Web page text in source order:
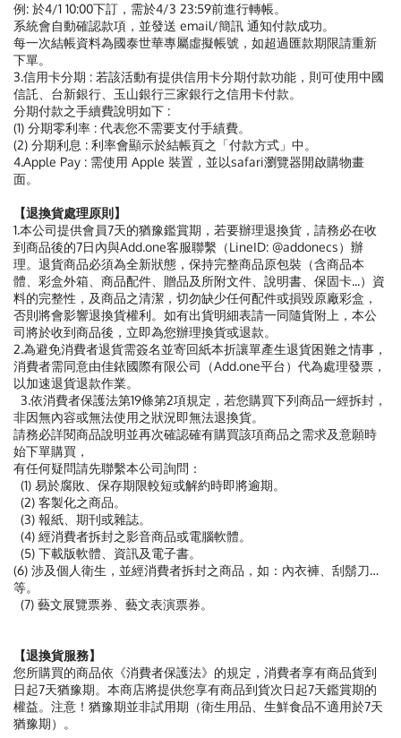
例: 於4/1 10:00下訂，需於4/3 23:59前進行轉帳。
系統會自動確認款項，並發送 email/簡訊 通知付款成功。
每一次結帳資料為國泰世華專屬虛擬帳號，如超過匯款期限請重新
下單。
3.信用卡分期 : 若該活動有提供信用卡分期付款功能，則可使用中國
信託、台新銀行、玉山銀行三家銀行之信用卡付款。
分期付款之手續費說明如下 :
(1) 分期零利率 : 代表您不需要支付手績費。
(2) 分期利息 : 利率會顯示於結帳頁之「付款方式」中。
4.Apple Pay : 需使用 Apple 裝置，並以safari瀏覽器開啟購物畫
面。
【退換貨處理原則】
1.本公司提供會員7天的猶豫鑑賞期，若要辦理退換貨，請務必在收
到商品後的7日內與Add.one客服聯繫（LineID: @addonecs）辦
理。退貨商品必須為全新狀態，保持完整商品原包裝（含商品本
體、彩盒外箱、商品配件、贈品及所附文件、說明書、保固卡...）資
料的完整性，及商品之清潔，切勿缺少任何配件或損毀原廠彩盒，
否則將會影響退換貨權利。如有出貨明細表請一同隨貨附上，本公
司將於收到商品後，立即為您辦理換貨或退款。
2.為避免消費者退貨需簽名並寄回紙本折讓單產生退貨困難之情事，
消費者需同意由佳銥國際有限公司（Add.one平台）代為處理發票，
以加速退貨退款作業。
3.依消費者保護法第19條第2項規定，若您購買下列商品一經拆封，
非因無內容或無法使用之狀況即無法退換貨。
請務必詳閱商品說明並再次確認確有購買該項商品之需求及意願時
始下單購買，
有任何疑問請先聯繫本公司詢問：
(1) 易於腐敗、保存期限較短或解約時即將逾期。
(2) 客製化之商品。
(3) 報紙、期刊或雜誌。
(4) 經消費者拆封之影音商品或電腦軟體。
(5) 下載版軟體、資訊及電子書。
(6) 涉及個人衛生，並經消費者拆封之商品，如：內衣褲、刮鬍刀…
等。
(7) 藝文展覽票券、藝文表演票券。
【退換貨服務】
您所購買的商品依《消費者保護法》的規定，消費者享有商品貨到
日起7天猶豫期。本商店將提供您享有商品到貨次日起7天鑑賞期的
權益。注意！猶豫期並非試用期（衛生用品、生鮮食品不適用於7天
猶豫期）。